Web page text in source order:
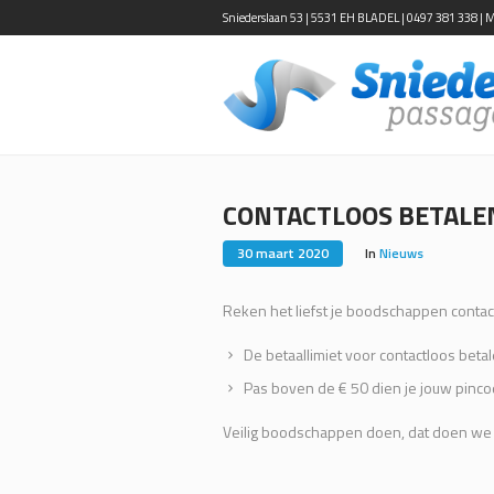
Sniederslaan 53 | 5531 EH BLADEL | 0497 381 338 |
CONTACTLOOS
30 maart 2020 In Nieuws
Reken het liefst je boodschappen
De betaallimiet voor contactloos
Pas boven de € 50 dien je jouw
Veilig boodschappen doen, dat doen